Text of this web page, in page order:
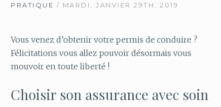
PRATIQUE / MARDI, JANVIER 29TH, 2019
Vous venez d’obtenir votre permis de conduire ?
Félicitations vous allez pouvoir désormais vous
mouvoir en toute liberté !
Choisir son assurance avec soin